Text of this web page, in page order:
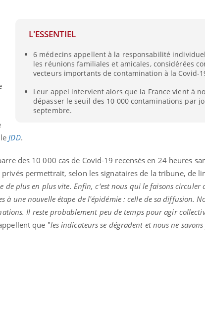
L'ESSENTIEL
6 médecins appellent à la responsabilité
les réunions familiales et amicales, considérées
vecteurs importants de contamination à la Covid-
Leur appel intervient alors que la France vient à
dépasser le seuil des 10 000 contaminations par
septembre.
leJDD.
des 10 000 cas de Covid-19 recensés en 24 heures
privés permettrait, selon les signataires de la tribune, de
de plus en plus vite. Enfin, c'est nous qui le faisons circuler
à une nouvelle étape de l'épidémie : celle de sa diffusion.
Il reste probablement peu de temps pour agir
que "les indicateurs se dégradent et nous ne savons
Mortalité infantile : un
rapport s’interroge sur
son taux élevé en France
des chercheurs
Comment oublier les
écrans en vacances ?
changé
basque
West
t-il
France ?